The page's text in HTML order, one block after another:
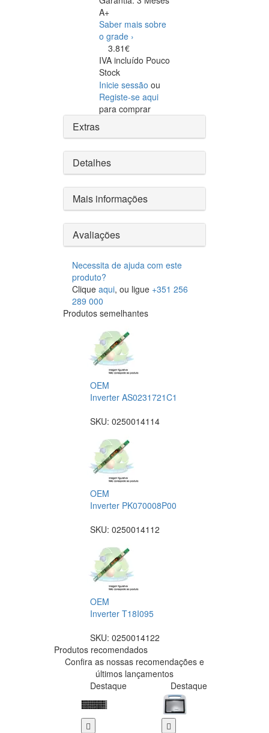
A+
Saber mais sobre
o grade ›
3.81€
IVA incluído Pouco
Stock
Inicie sessão ou
Registe-se aqui
para comprar
Extras
Detalhes
Mais informações
Avaliações
Necessita de ajuda com este
produto?
Clique aqui, ou ligue +351 256
289 000
Produtos semelhantes
OEM
Inverter AS0231721C1
SKU: 0250014114
OEM
Inverter PK070008P00
SKU: 0250014112
OEM
Inverter T18I095
SKU: 0250014122
Produtos recomendados
Confira as nossas recomendações e
últimos lançamentos
Destaque
Destaque